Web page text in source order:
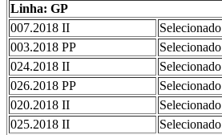
Linha: GP
007.2018 II
Selecionado
003.2018 PP
Selecionado
024.2018 II
Selecionado
026.2018 PP
Selecionado
020.2018 II
Selecionado
025.2018 II
Selecionado